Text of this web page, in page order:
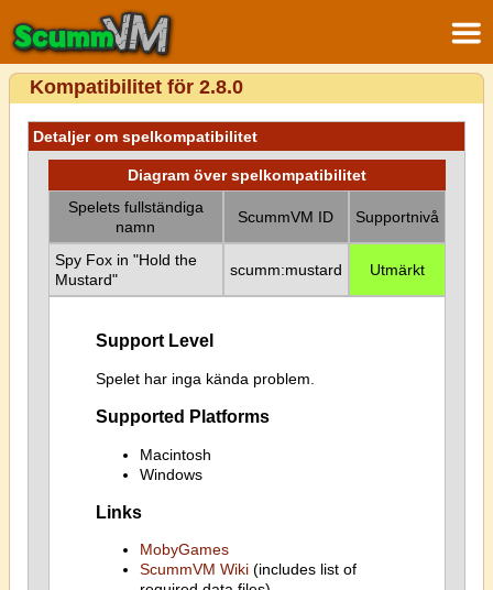
Kompatibilitet för 2.8.0
Detaljer om spelkompatibilitet
Diagram över spelkompatibilitet
Spelets fullständiga
namn
ScummVM ID Supportnivå
Spy Fox in "Hold the
Mustard"
scumm:mustard Utmärkt
Support Level
Spelet har inga kända problem.
Supported Platforms
Macintosh
Windows
Links
MobyGames
ScummVM Wiki(includes list of